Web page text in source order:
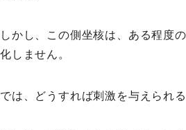
しかし、この側坐核は、ある程度
化しません。
では、どうすれば刺激を与えられ